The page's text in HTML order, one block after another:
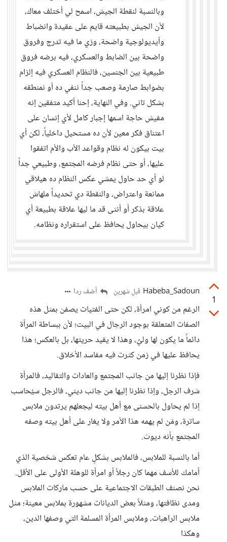
وبالنسبة لنقطة الجيش، اسمح لي أختلف معاك،
لأن الجيش بطبيعته قايم على عقيدة وانضباط
وأيديولوجية واضحة، وزي ما فيه تدرج وفروق
واضحة بين الضابط والعسكري، فيه برضه فروق
طبيعية بين الجنسين، فالنظام العسكري فيه إلزام
بضوابط صارمة وصعب جداً ننفي ده أو نمنطقه
بشكل تاني. وفي النهاية، إحنا أكيد متفقين إنه
مفيش حاجة اسمها إجبار كامل لأي إنسان على
اعتناق فكر معين لأن ده مستحيل داخلياً، لكن أي
بيت بيكون له نظام وقواعد الأب والأم اتفقوا
عليها، أو حتى نظام فرضه المجتمع، وطبيعي جداً
لو أي حد حاول يمشي عكس النظام ده هيلاقي
ممانعة واعتراض، والنقطة دي تحديداً ملهاش
علاقة بذكر أو أنثى قد ما ليها علاقة بطبيعة أي
كيان بيحاول يحافظ على استقراره ونظامه.
1
Habeba_Sadoun قبل شهرين أضف ردا
الرغم من كوني امرأة، لكن حتى الفتيات يصفن بمثل هذه
الصفات المتعلقة بوجود الرجال في البيت؛ لأن ببساطة المرأة
دائماً ما يكون لها وليٌ، وهذا لا يقيد حريتها، بل بالعكس؛ هذا
يحافظ عليها في زمن كثرت فيه مفاسد الأخلاق.
فإذا نظرنا إليها من جانب المجتمع والعادات والتقاليد، فالمرأة
شرف الرجل، وإذا نظرنا إليها من جانب ديني، فالرجل سيُحاسب
إذا لم يحاول بالحسنى مع أهل بيته ليجعلهم يرتدون ملابس
ساترة، ومَن لم يهمه هذا الأمر ولا يغار على أهل بيته وصفه
المجتمع بأنه ديوث.
أما بالنسبة للملابس، فالملابس بشكلٍ عام تعكس شخصية الذي
أمامك للأسف مهما كان رجلاً أو امرأة للوهلة الأولى على الأقل.
نحن نصنف الطبقات الاجتماعية على حسب ماركات الملابس
ومدى نظافتها، ومثلاً بعض الديانات مشهورة بملابس معينة؛ مثل
ملابس الراهبات، وملابس المرأة المسلمة التي وصفها الدين،
وهكذا